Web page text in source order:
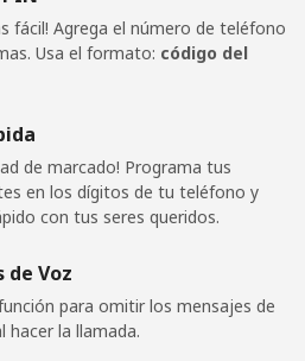
⁦$10⁩
665 min por
⁦$10⁩
23 min por
fácil! Agrega el número de teléfono
Usa el formato: código del
de marcado! Programa tus
en los dígitos de tu teléfono y
con tus seres queridos.
Voz
para omitir los mensajes de
hacer la llamada.